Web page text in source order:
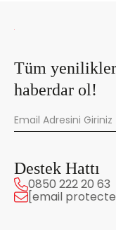
Tüm
haberdar ol!
Destek Hattı
0850 222 20 63
[email